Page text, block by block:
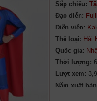
Sắp chiếu:
Đạo diễn:
Diễn viên:
Thể loại: Hài
Quốc gia:
Thời lượng:
Lượt xem:
Năm xuất